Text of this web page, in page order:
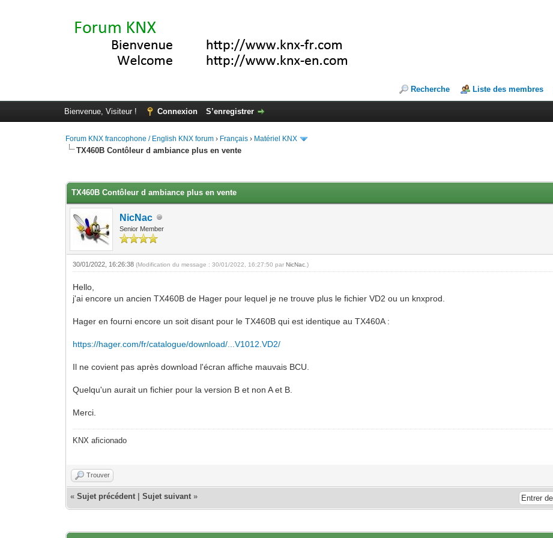
Recherche Liste des membres
Bienvenue, Visiteur ! Connexion S’enregistrer
Forum KNX francophone / English KNX forum › Français › Matériel KNX
TX460B Contôleur d ambiance plus en vente
TX460B Contôleur d ambiance plus en vente
NicNac
Senior Member
30/01/2022, 16:26:38(Modification du message : 30/01/2022, 16:27:50 parNicNac .)
Hello,
j'ai encore un ancien TX460B de Hager pour lequel je ne trouve plus le fichier VD2 ou un knxprod.
Hager en fourni encore un soit disant pour le TX460B qui est identique au TX460A :
https://hager.com/fr/catalogue/download/...V1012.VD2/
Il ne covient pas après download l'écran affiche mauvais BCU.
Quelqu'un aurait un fichier pour la version B et non A et B.
Merci.
KNX aficionado
Trouver
«Sujet précédent |Sujet suivant »